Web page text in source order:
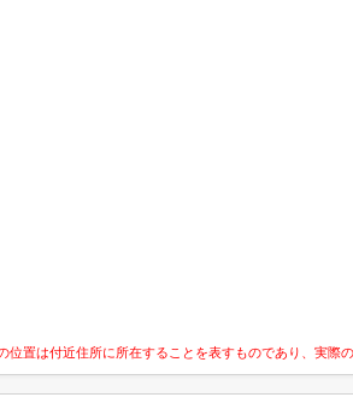
置は付近住所に所在することを表すものであり、実際